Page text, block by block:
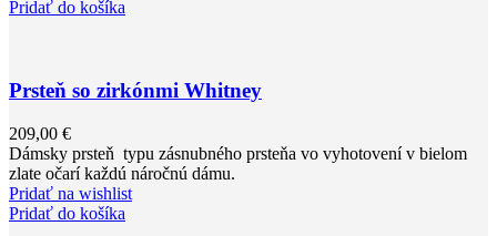
Pridať do košíka
Prsteň so zirkónmi Whitney
209,00 €
Dámsky prsteň typu zásnubného prsteňa vo vyhotovení v bielom
zlate očarí každú náročnú dámu.
Pridať na wishlist
Pridať do košíka